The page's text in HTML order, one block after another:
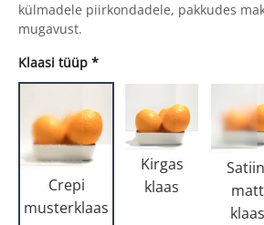
külmadele piirkondadele, pakkudes
mugavust.
Klaasi tüüp *
Crepi
musterklaas
Kirgas
klaas
matt
klaas